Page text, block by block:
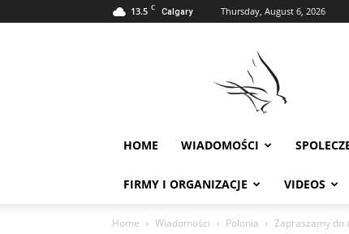
13.5 C Calgary Thursday, August 6, 2026
Polonia
w
Calgary
HOME WIADOMOŚCI
FIRMY I ORGANIZACJE VIDEOS
Home Wiadomości Polonia Zapraszamy do